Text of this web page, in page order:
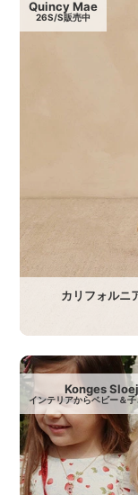
Quincy Mae
26S/S販売中
カリフォルニ
Konges
インテリアからベビー＆